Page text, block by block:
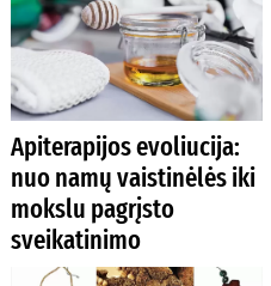
Apiterapijos evoliucija:
nuo namų vaistinėlės iki
mokslu pagrįsto
sveikatinimo